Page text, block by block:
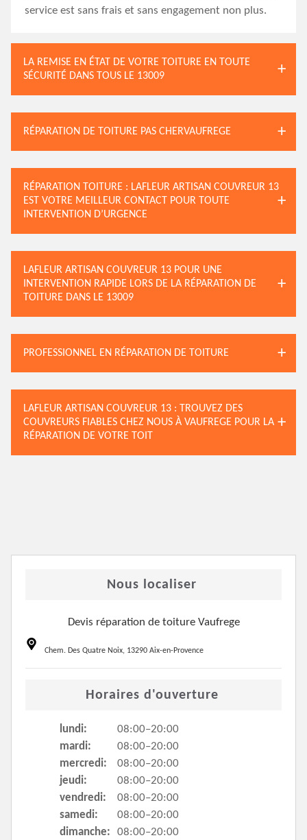
service est sans frais et sans engagement non plus.
LA REMISE EN ÉTAT DE VOTRE TOITURE EN TOUTE
SÉCURITÉ DANS TOUS LE 13009
RÉPARATION DE TOITURE PAS CHERVAUFREGE
RÉPARATION TOITURE : LAFLEUR ARTISAN COUVREUR 13
EST VOTRE MEILLEUR CONTACT POUR TOUTE
INTERVENTION D’URGENCE
LAFLEUR ARTISAN COUVREUR 13 POUR UNE
INTERVENTION RAPIDE LORS DE LA RÉPARATION DE
TOITURE DANS LE 13009
PROFESSIONNEL EN RÉPARATION DE TOITURE
LAFLEUR ARTISAN COUVREUR 13 : TROUVEZ DES
COUVREURS FIABLES CHEZ NOUS À VAUFREGE POUR LA
RÉPARATION DE VOTRE TOIT
Nous localiser
Devis réparation de toiture Vaufrege
Chem. Des Quatre Noix, 13290 Aix-en-Provence
Horaires d'ouverture
lundi:
08:00–20:00
mardi:
08:00–20:00
mercredi:
08:00–20:00
jeudi:
08:00–20:00
vendredi:
08:00–20:00
samedi:
08:00–20:00
dimanche:
08:00–20:00